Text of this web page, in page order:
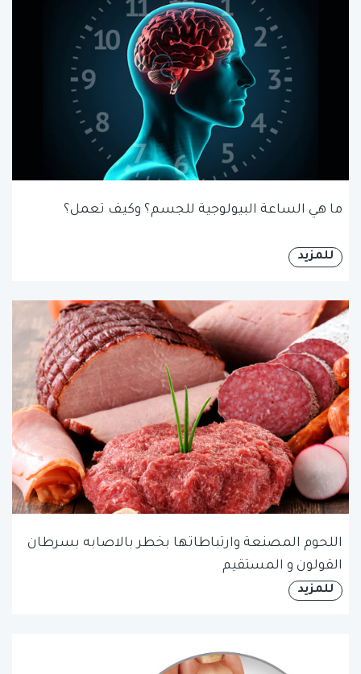
ما هي الساعة البيولوجية للجسم؟ وكيف تعمل؟
للمزيد
اللحوم المصنعة وارتباطاتها بخطر بالاصابه بسرطان
القولون و المستقيم
للمزيد